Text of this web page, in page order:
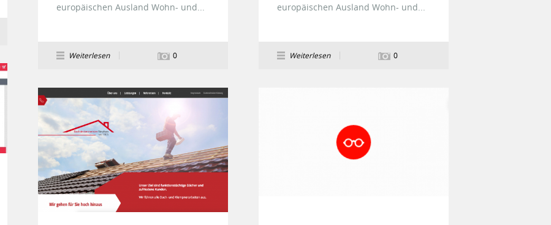
europäischen Ausland Wohn- und...
Weiterlesen 0
europäischen Ausland Wohn- und...
Weiterlesen 0